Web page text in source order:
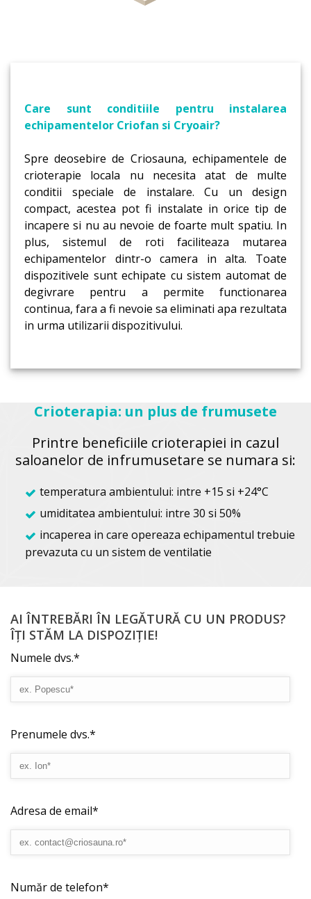
Care sunt conditiile pentru instalarea
echipamentelor Criofan si Cryoair?
Spre deosebire de Criosauna, echipamentele de
crioterapie locala nu necesita atat de multe
conditii speciale de instalare. Cu un design
compact, acestea pot fi instalate in orice tip de
incapere si nu au nevoie de foarte mult spatiu. In
plus, sistemul de roti faciliteaza mutarea
echipamentelor dintr-o camera in alta. Toate
dispozitivele sunt echipate cu sistem automat de
degivrare pentru a permite functionarea
continua, fara a fi nevoie sa eliminati apa rezultata
in urma utilizarii dispozitivului.
Crioterapia: un plus de frumusete
Printre beneficiile crioterapiei in cazul
saloanelor de infrumusetare se numara si:
temperatura ambientului: intre +15 si +24°С
umiditatea ambientului: intre 30 si 50%
incaperea in care opereaza echipamentul trebuie
prevazuta cu un sistem de ventilatie
AI ÎNTREBĂRI ÎN LEGĂTURĂ CU UN PRODUS?
ÎȚI STĂM LA DISPOZIȚIE!
Numele dvs.*
Prenumele dvs.*
Adresa de email*
Număr de telefon*